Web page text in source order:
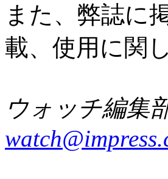
また、弊誌に
載、使用に関
ウォッチ編集